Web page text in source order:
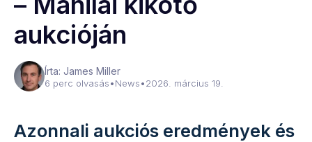
aukcióján
Írta: James Miller
6 perc olvasás•News•2026. március 19.
Azonnali aukciós eredmények és